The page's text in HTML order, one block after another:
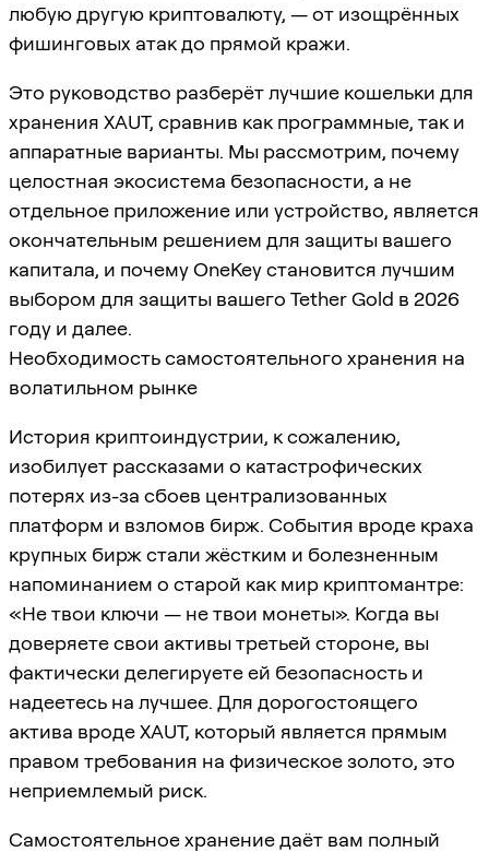
любую другую криптовалюту, — от изощрённых
фишинговых атак до прямой кражи.
Это руководство разберёт лучшие кошельки для
хранения XAUT, сравнив как программные, так и
аппаратные варианты. Мы рассмотрим, почему
целостная экосистема безопасности, а не
отдельное приложение или устройство, является
окончательным решением для защиты вашего
капитала, и почему OneKey становится лучшим
выбором для защиты вашего Tether Gold в 2026
году и далее.
Необходимость самостоятельного хранения на
волатильном рынке
История криптоиндустрии, к сожалению,
изобилует рассказами о катастрофических
потерях из-за сбоев централизованных
платформ и взломов бирж. События вроде краха
крупных бирж стали жёстким и болезненным
напоминанием о старой как мир криптомантре:
«Не твои ключи — не твои монеты». Когда вы
доверяете свои активы третьей стороне, вы
фактически делегируете ей безопасность и
надеетесь на лучшее. Для дорогостоящего
актива вроде XAUT, который является прямым
правом требования на физическое золото, это
неприемлемый риск.
Самостоятельное хранение даёт вам полный